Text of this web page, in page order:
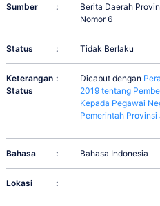
Sumber :
Berita Daerah
Nomor 6
Status : Tidak Berlaku
Keterangan
Status
: Dicabut dengan
2019 tentang
Kepada Pegawai
Pemerintah
Bahasa : Bahasa Indonesia
Lokasi :